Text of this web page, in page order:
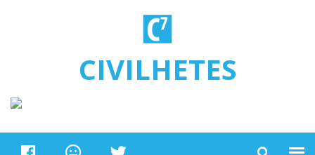
CIVILHETES